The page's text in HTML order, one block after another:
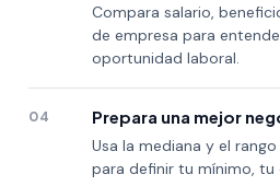
Compara salario,
de empresa para
oportunidad laboral.
04 Prepara una mejor
Usa la mediana y el
para definir tu mínimo,